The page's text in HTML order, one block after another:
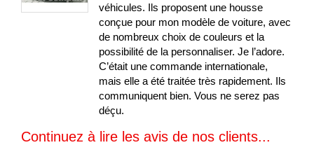
véhicules. Ils proposent une housse
conçue pour mon modèle de voiture, avec
de nombreux choix de couleurs et la
possibilité de la personnaliser. Je l’adore.
C’était une commande internationale,
mais elle a été traitée très rapidement. Ils
communiquent bien. Vous ne serez pas
déçu.
Continuez à lire les avis de nos clients...